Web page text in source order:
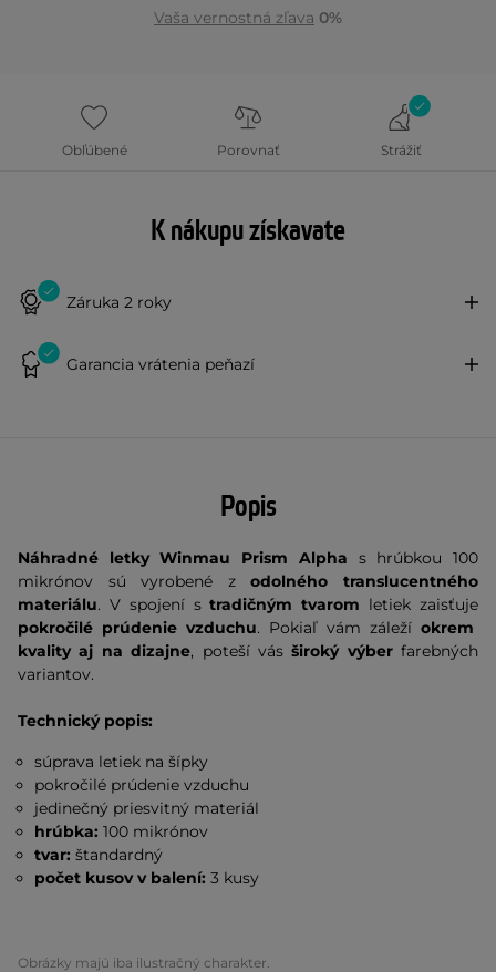
Vaša vernostná zľava 0%
Obľúbené Porovnať Strážiť
K nákupu získavate
Záruka 2 roky
Garancia vrátenia peňazí
Popis
Náhradné letky Winmau Prism Alpha s hrúbkou 100
mikrónov sú vyrobené zodolného translucentného
materiálu. V spojení stradičným tvarom letiek zaisťuje
pokročilé prúdenie vzduchu. Pokiaľ vám záleží okrem
kvality aj na dizajne, poteší vásširoký výberfarebných
variantov.
Technický popis:
súprava letiek na šípky
pokročilé prúdenie vzduchu
jedinečný priesvitný materiál
hrúbka: 100 mikrónov
tvar: štandardný
počet kusov v balení: 3 kusy
Obrázky majú iba ilustračný charakter.